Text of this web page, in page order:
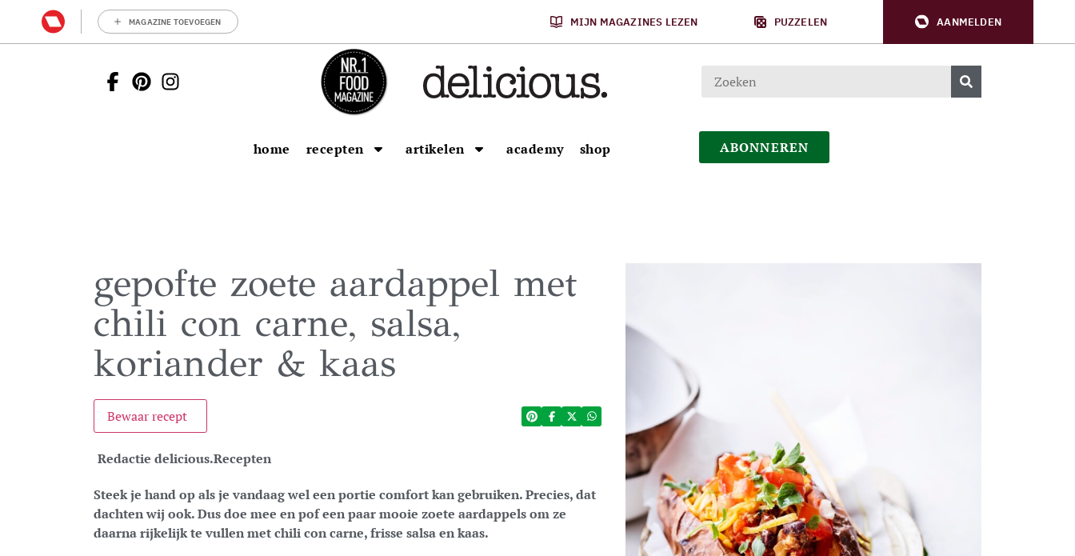
MAGAZINE TOEVOEGEN MIJN MAGAZINES LEZEN PUZZELEN AANMELDEN
home recepten artikelen academy shop ABONNEREN
gepofte zoete aardappel met
chili con carne, salsa,
koriander & kaas
Bewaar recept
Redactie delicious.Recepten
Steek je hand op als je vandaag wel een portie comfort kan gebruiken. Precies, dat
dachten wij ook. Dus doe mee en pof een paar mooie zoete aardappels om ze
daarna rijkelijk te vullen met chili con carne, frisse salsa en kaas.